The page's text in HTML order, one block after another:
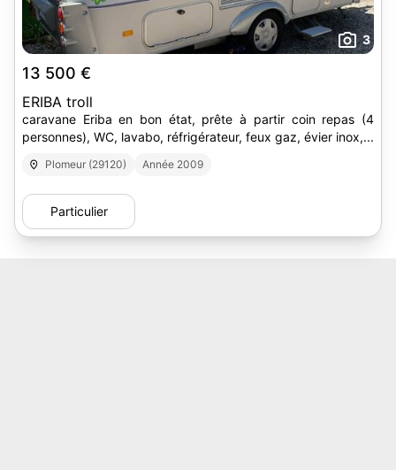
3
13 500 €
ERIBA troll
caravane Eriba en bon état, prête à partir coin repas (4
personnes), WC, lavabo, réfrigérateur, feux gaz, évier inox,...
Plomeur (29120) Année 2009
Particulier